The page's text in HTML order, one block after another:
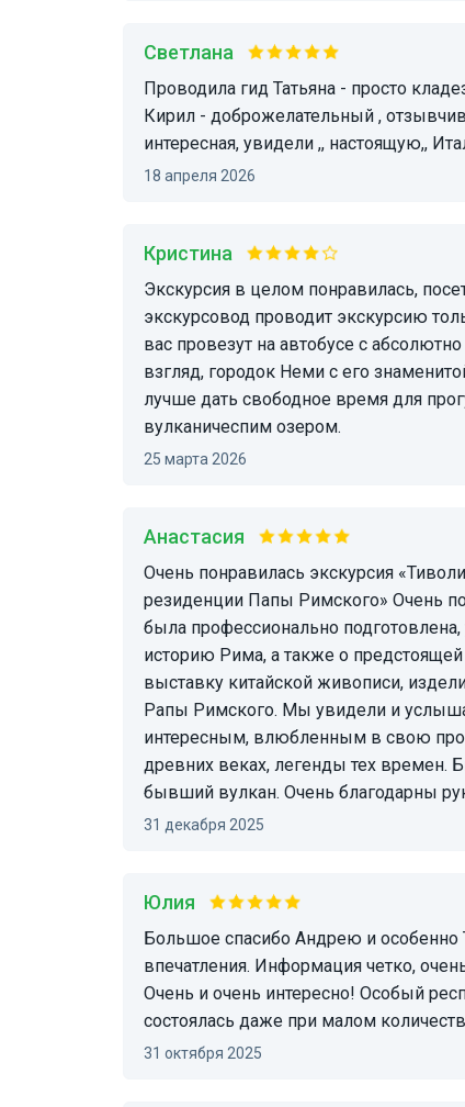
Светлана
проводила гид Татьяна - просто кладезень знаний , очень интересно ) Возил на машине
Кирил - доброжелательный ,
интересная, увидели ,, настоящую,,
18 апреля 2026
Кристина
Экскурсия в целом понравилась, посетили за один день несколько красивых локаций. Но,
экскурсовод проводит экскурсию
вас провезут на автобусе с
взгляд, городок Неми с его
лучше дать свободное время для
вулканичеспим озером.
25 марта 2026
Анастасия
Очень понравилась экскурсия «Тиволи и Кастель-Гандольфо: вилла д'Эсте и сады летней
резиденции Папы Римского» Очень
была профессионально
историю Рима, а также о
выставку китайской живописи,
Рапы Римского. Мы увидели и
интересным, влюбленным в свою
древних веках, легенды тех времен.
бывший вулкан. Очень благодарны
31 декабря 2025
Юлия
Большое спасибо Андрею и особенно Татьяне за профессионализм и незабываемые
впечатления. Информация четко,
Очень и очень интересно! Особый
состоялась даже при малом
31 октября 2025